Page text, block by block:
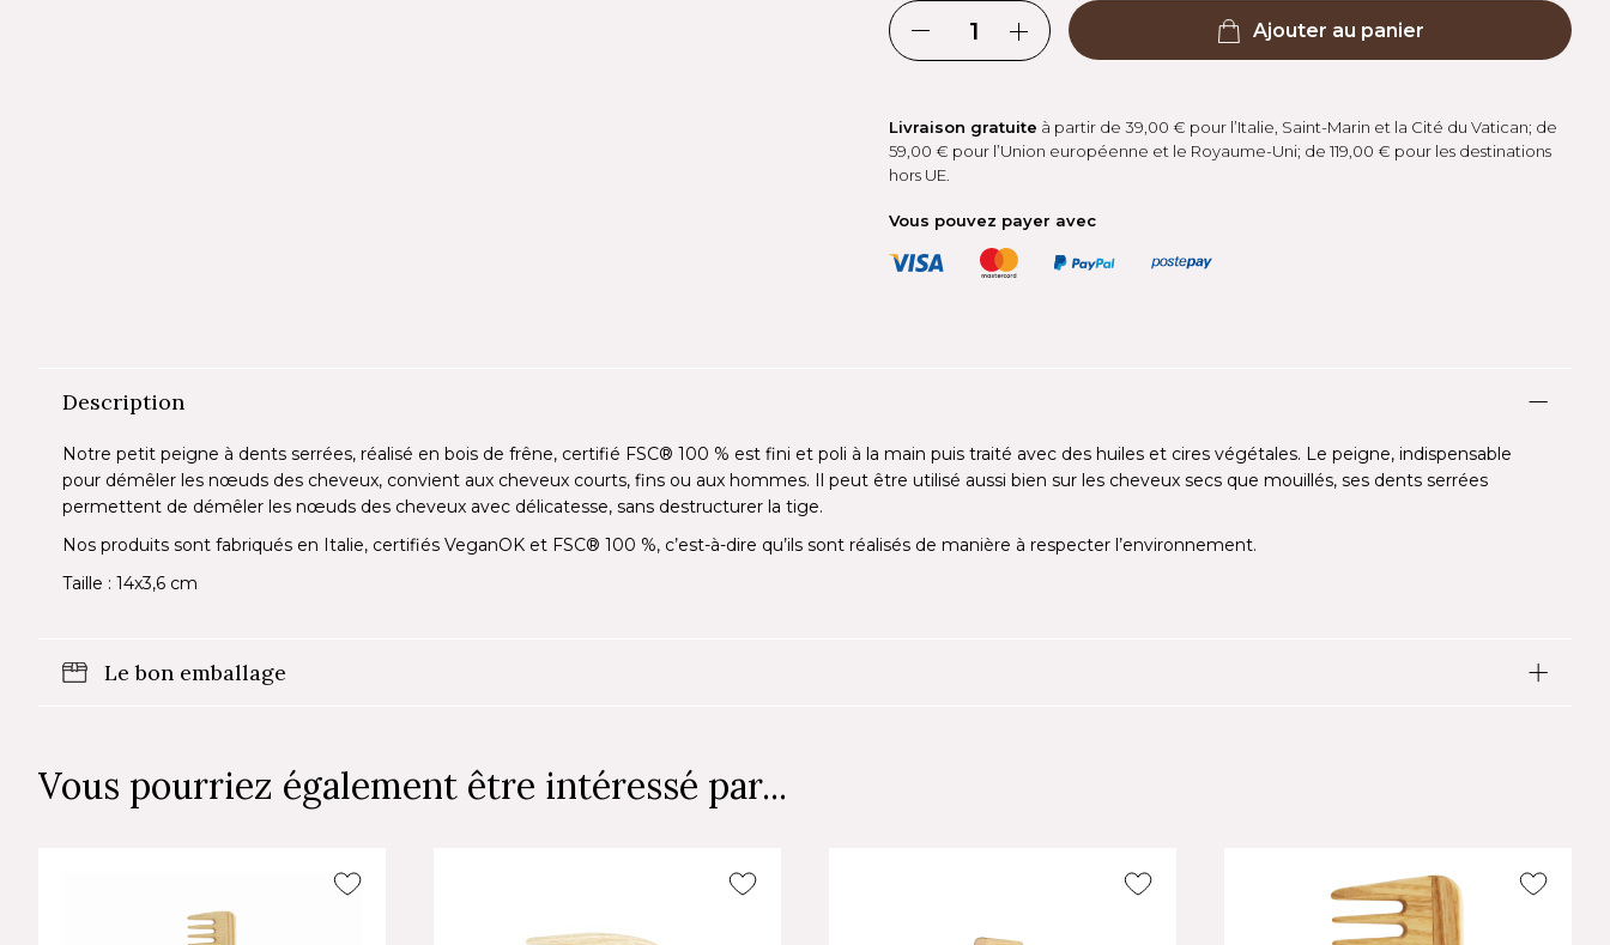
Ajouter au panier
Livraison gratuite à partir de 39,00 € pour l’Italie, Saint-Marin et la Cité du Vatican; de
59,00 € pour l’Union européenne et le Royaume-Uni; de 119,00 € pour les destinations
hors UE.
Vous pouvez payer avec
Description
Notre petit peigne à dents serrées, réalisé en bois de frêne, certifié FSC® 100 % est fini et poli à la main puis traité avec des huiles et cires végétales. Le peigne, indispensable
pour démêler les nœuds des cheveux, convient aux cheveux courts, fins ou aux hommes. Il peut être utilisé aussi bien sur les cheveux secs que mouillés, ses dents serrées
permettent de démêler les nœuds des cheveux avec délicatesse, sans destructurer la tige.
Nos produits sont fabriqués en Italie, certifiés VeganOK et FSC® 100 %, c’est-à-dire qu’ils sont réalisés de manière à respecter l’environnement.
Taille : 14x3,6 cm
Le bon emballage
Vous pourriez également être intéressé par...